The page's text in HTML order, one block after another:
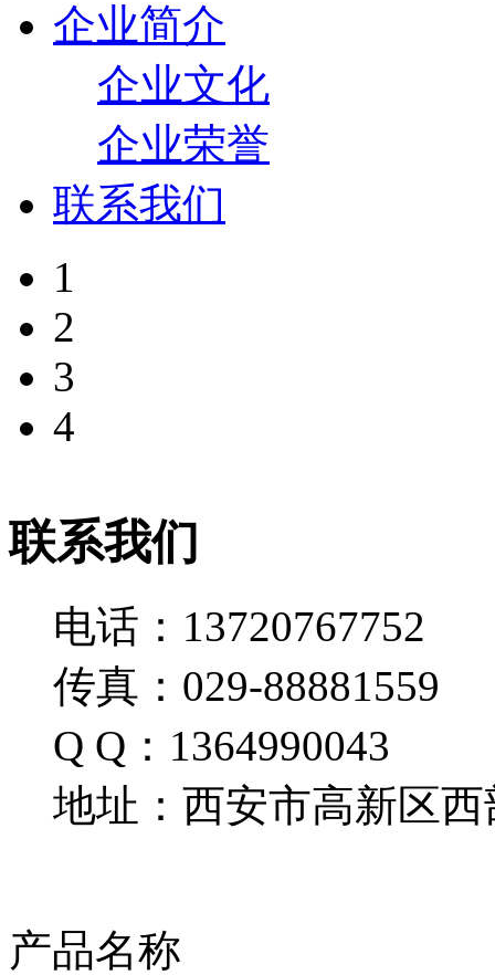
企业简介
企业文化
企业荣誉
联系我们
1
2
3
4
联系我们
电话：13720767752
传真：029-88881559
Q Q：1364990043
地址：西安市高新区西
产品名称